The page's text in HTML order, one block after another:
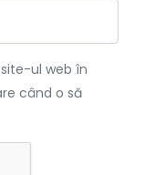
ul web în
când o să